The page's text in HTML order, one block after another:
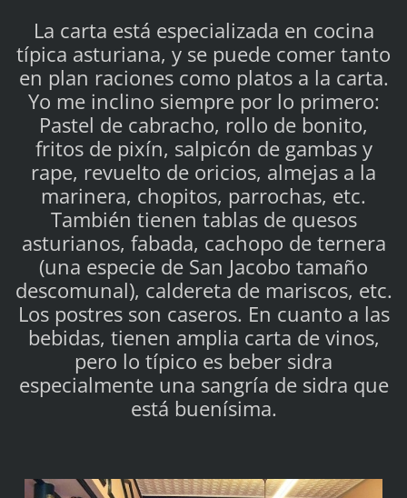
La carta está especializada en cocina
típica asturiana, y se puede comer tanto
en plan raciones como platos a la carta.
Yo me inclino siempre por lo primero:
Pastel de cabracho, rollo de bonito,
fritos de pixín, salpicón de gambas y
rape, revuelto de oricios, almejas a la
marinera, chopitos, parrochas, etc.
También tienen tablas de quesos
asturianos, fabada, cachopo de ternera
(una especie de San Jacobo tamaño
descomunal), caldereta de mariscos, etc.
Los postres son caseros. En cuanto a las
bebidas, tienen amplia carta de vinos,
pero lo típico es beber sidra
especialmente una sangría de sidra que
está buenísima.